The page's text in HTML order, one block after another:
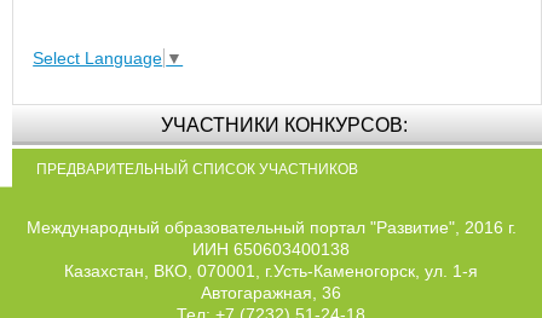
Select Language ▼
УЧАСТНИКИ КОНКУРСОВ:
ПРЕДВАРИТЕЛЬНЫЙ СПИСОК УЧАСТНИКОВ
Международный образовательный портал "Развитие", 2016 г.
ИИН 650603400138
Казахстан, ВКО, 070001, г.Усть-Каменогорск, ул. 1-я
Автогаражная, 36
Тел: +7 (7232) 51-24-18